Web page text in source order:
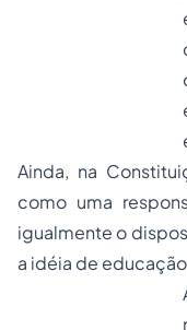
Ainda, na
como uma
igualmente o
a idéia de